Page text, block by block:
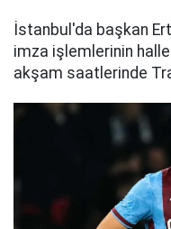
İstanbul'da başkan
imza işlemlerinin
akşam saatlerinde